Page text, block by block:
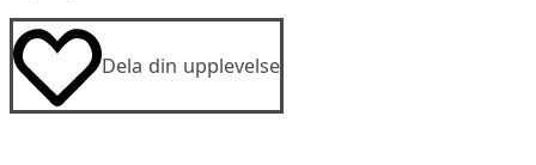
Dela din upplevelse